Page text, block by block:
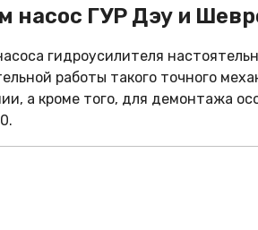
насос ГУР Дэу и
гидроусилителя
работы такого точного
а кроме того, для демонтажа